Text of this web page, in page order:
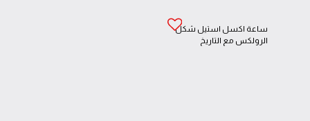
ساعة اكسل استيل شكل
الرولكس مع التاريخ